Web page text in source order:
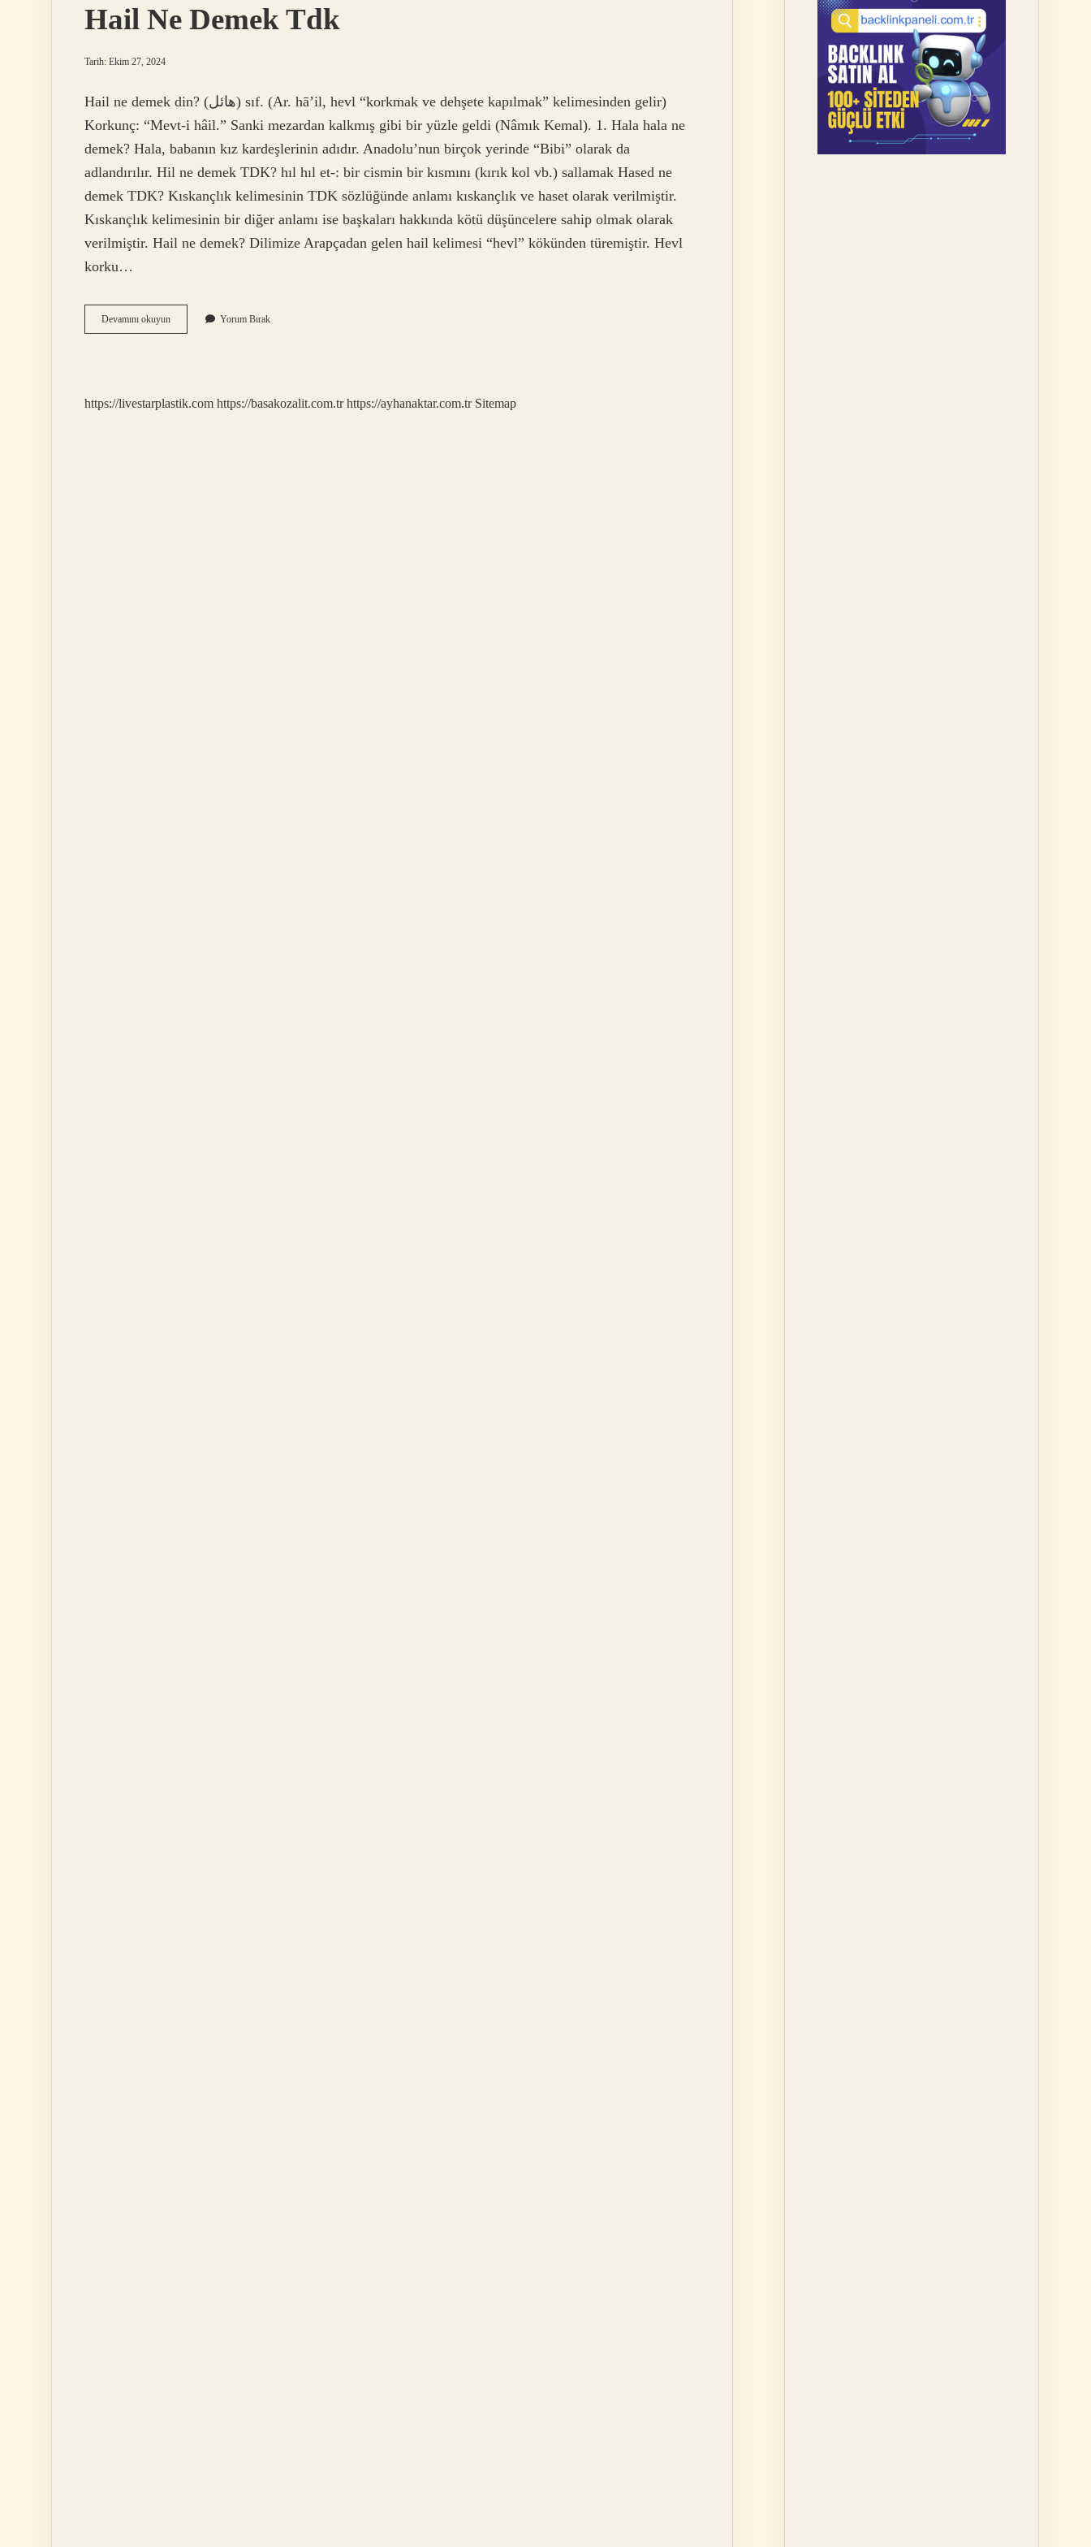
Hail Ne Demek Tdk
Tarih: Ekim 27, 2024
Hail ne demek din? (ﻫﺎﺋﻞ) sıf. (Ar. hā’il, hevl “korkmak ve dehşete kapılmak” kelimesinden gelir)
Korkunç: “Mevt-i hâil.” Sanki mezardan kalkmış gibi bir yüzle geldi (Nâmık Kemal). 1. Hala hala ne
demek? Hala, babanın kız kardeşlerinin adıdır. Anadolu’nun birçok yerinde “Bibi” olarak da
adlandırılır. Hil ne demek TDK? hıl hıl et-: bir cismin bir kısmını (kırık kol vb.) sallamak Hased ne
demek TDK? Kıskançlık kelimesinin TDK sözlüğünde anlamı kıskançlık ve haset olarak verilmiştir.
Kıskançlık kelimesinin bir diğer anlamı ise başkaları hakkında kötü düşüncelere sahip olmak olarak
verilmiştir. Hail ne demek? Dilimize Arapçadan gelen hail kelimesi “hevl” kökünden türemiştir. Hevl
korku…
Devamını okuyunHail
Ne
Yorum Bırak
https://livestarplastik.com https://basakozalit.com.tr https://ayhanaktar.com.tr Sitemap